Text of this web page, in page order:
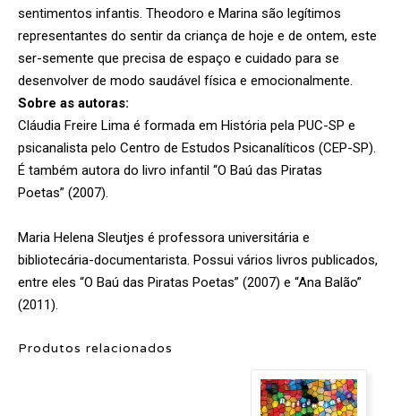
sentimentos infantis. Theodoro e Marina são legítimos
representantes do sentir da criança de hoje e de ontem, este
ser-semente que precisa de espaço e cuidado para se
desenvolver de modo saudável física e emocionalmente.
Sobre as autoras:
Cláudia Freire Lima é formada em História pela PUC-SP e
psicanalista pelo Centro de Estudos Psicanalíticos (CEP-SP).
É também autora do livro infantil “O Baú das Piratas
Poetas” (2007).
Maria Helena Sleutjes é professora universitária e
bibliotecária-documentarista. Possui vários livros publicados,
entre eles “O Baú das Piratas Poetas” (2007) e “Ana Balão”
(2011).
Produtos relacionados